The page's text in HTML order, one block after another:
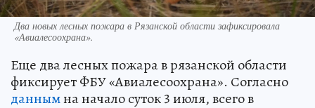
Два новых лесных пожара в Рязанской области зафиксировала
«Авиалесоохрана».
Еще два лесных пожара в рязанской области
фиксирует ФБУ «Авиалесоохрана». Согласно
даннымна начало суток 3 июля, всего в